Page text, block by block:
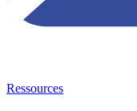
Ressources